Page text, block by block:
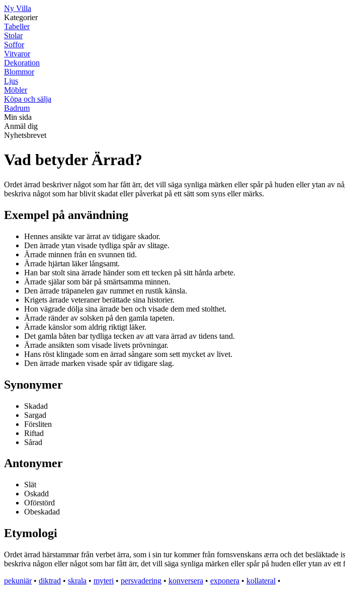
Ny Villa
Kategorier
Tabeller
Stolar
Soffor
Vitvaror
Dekoration
Blommor
Ljus
Möbler
Köpa och sälja
Badrum
Min sida
Anmäl dig
Nyhetsbrevet
Vad betyder Ärrad?
Ordet ärrad beskriver något som har fått ärr, det vill säga synliga märken eller spår på huden eller ytan av
beskriva något som har blivit skadat eller påverkat på ett sätt som syns eller märks.
Exempel på användning
Hennes ansikte var ärrat av tidigare skador.
Den ärrade ytan visade tydliga spår av slitage.
Ärrade minnen från en svunnen tid.
Ärrade hjärtan läker långsamt.
Han bar stolt sina ärrade händer som ett tecken på sitt hårda arbete.
Ärrade själar som bär på smärtsamma minnen.
Den ärrade träpanelen gav rummet en rustik känsla.
Krigets ärrade veteraner berättade sina historier.
Hon vägrade dölja sina ärrade ben och visade dem med stolthet.
Ärrade ränder av solsken på den gamla tapeten.
Ärrade känslor som aldrig riktigt läker.
Det gamla båten bar tydliga tecken av att vara ärrad av tidens tand.
Ärrade ansikten som visade livets prövningar.
Hans röst klingade som en ärrad sångare som sett mycket av livet.
Den ärrade marken visade spår av tidigare slag.
Synonymer
Skadad
Sargad
Försliten
Riftad
Sårad
Antonymer
Slät
Oskadd
Oförstörd
Obeskadad
Etymologi
Ordet ärrad härstammar från verbet ärra, som i sin tur kommer från fornsvenskans ӕrra och det
beskriva någon eller något som har fått ärr, det vill säga synliga märken eller spår på huden eller ytan av ett
pekuniär• diktrad • skrala • myteri • persvadering • konversera • exponera • kollateral •